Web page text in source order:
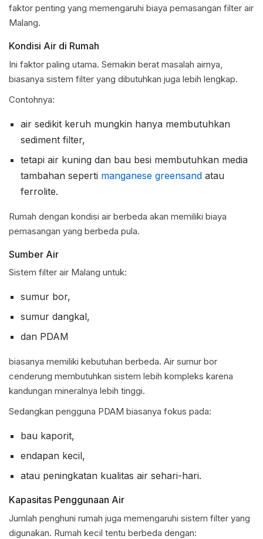
faktor penting yang memengaruhi biaya pemasangan filter air
Malang.
Kondisi Air di Rumah
Ini faktor paling utama. Semakin berat masalah airnya,
biasanya sistem filter yang dibutuhkan juga lebih lengkap.
Contohnya:
air sedikit keruh mungkin hanya membutuhkan
sediment filter,
tetapi air kuning dan bau besi membutuhkan media
tambahan seperti manganese greensand atau
ferrolite.
Rumah dengan kondisi air berbeda akan memiliki biaya
pemasangan yang berbeda pula.
Sumber Air
Sistem filter air Malang untuk:
sumur bor,
sumur dangkal,
dan PDAM
biasanya memiliki kebutuhan berbeda. Air sumur bor
cenderung membutuhkan sistem lebih kompleks karena
kandungan mineralnya lebih tinggi.
Sedangkan pengguna PDAM biasanya fokus pada:
bau kaporit,
endapan kecil,
atau peningkatan kualitas air sehari-hari.
Kapasitas Penggunaan Air
Jumlah penghuni rumah juga memengaruhi sistem filter yang
digunakan. Rumah kecil tentu berbeda dengan: